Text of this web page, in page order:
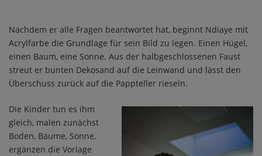
Nachdem er alle Fragen beantwortet hat, beginnt Ndiaye mit
Acrylfarbe die Grundlage für sein Bild zu legen. Einen Hügel,
einen Baum, eine Sonne. Aus der halbgeschlossenen Faust
streut er bunten Dekosand auf die Leinwand und lässt den
Überschuss zurück auf die Pappteller rieseln.
Die Kinder tun es ihm
gleich, malen zunächst
Boden, Bäume, Sonne,
ergänzen die Vorlage